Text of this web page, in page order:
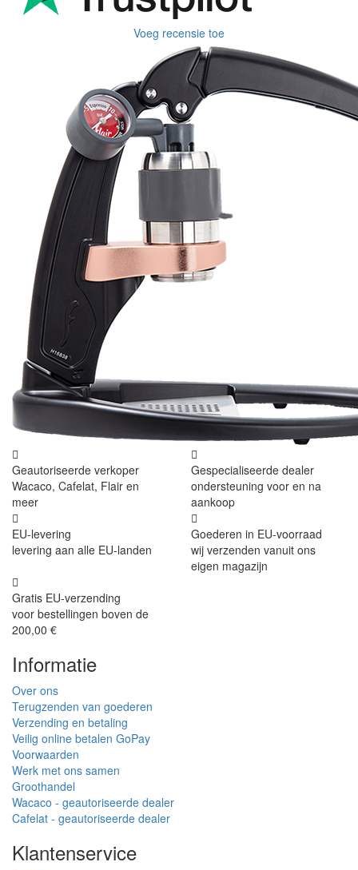
Voeg recensie toe
Geautoriseerde verkoper
Wacaco, Cafelat, Flair en
meer
Gespecialiseerde dealer
ondersteuning voor en na
aankoop
EU-levering
levering aan alle EU-landen
Goederen in EU-voorraad
wij verzenden vanuit ons
eigen magazijn
Gratis EU-verzending
voor bestellingen boven de
200,00 €
Informatie
Over ons
Terugzenden van goederen
Verzending en betaling
Veilig online betalen GoPay
Voorwaarden
Werk met ons samen
Groothandel
Wacaco - geautoriseerde dealer
Cafelat - geautoriseerde dealer
Klantenservice